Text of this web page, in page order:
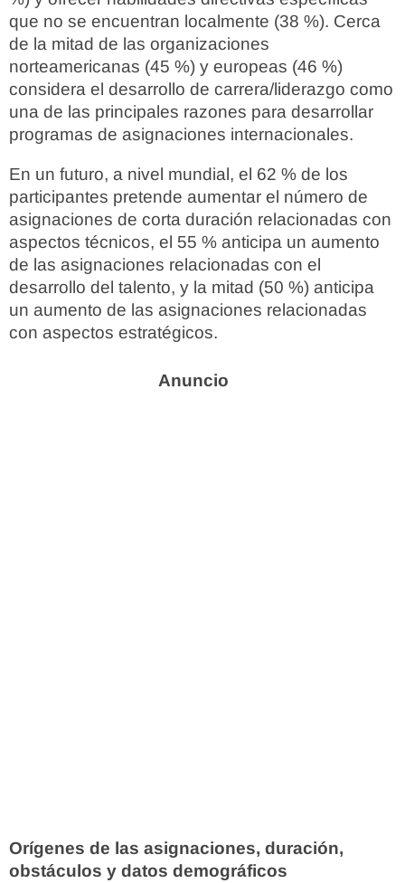
que no se encuentran localmente (38 %). Cerca
de la mitad de las organizaciones
norteamericanas (45 %) y europeas (46 %)
considera el desarrollo de carrera/liderazgo como
una de las principales razones para desarrollar
programas de asignaciones internacionales.
En un futuro, a nivel mundial, el 62 % de los
participantes pretende aumentar el número de
asignaciones de corta duración relacionadas con
aspectos técnicos, el 55 % anticipa un aumento
de las asignaciones relacionadas con el
desarrollo del talento, y la mitad (50 %) anticipa
un aumento de las asignaciones relacionadas
con aspectos estratégicos.
Orígenes de las asignaciones, duración,
obstáculos y datos demográficos